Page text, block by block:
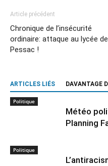
Article précédent
Chronique de l’insécurité
ordinaire: attaque au lycée de
Pessac !
ARTICLES LIÉS DAVANTAGE
Politique
Météo
Planning
Politique